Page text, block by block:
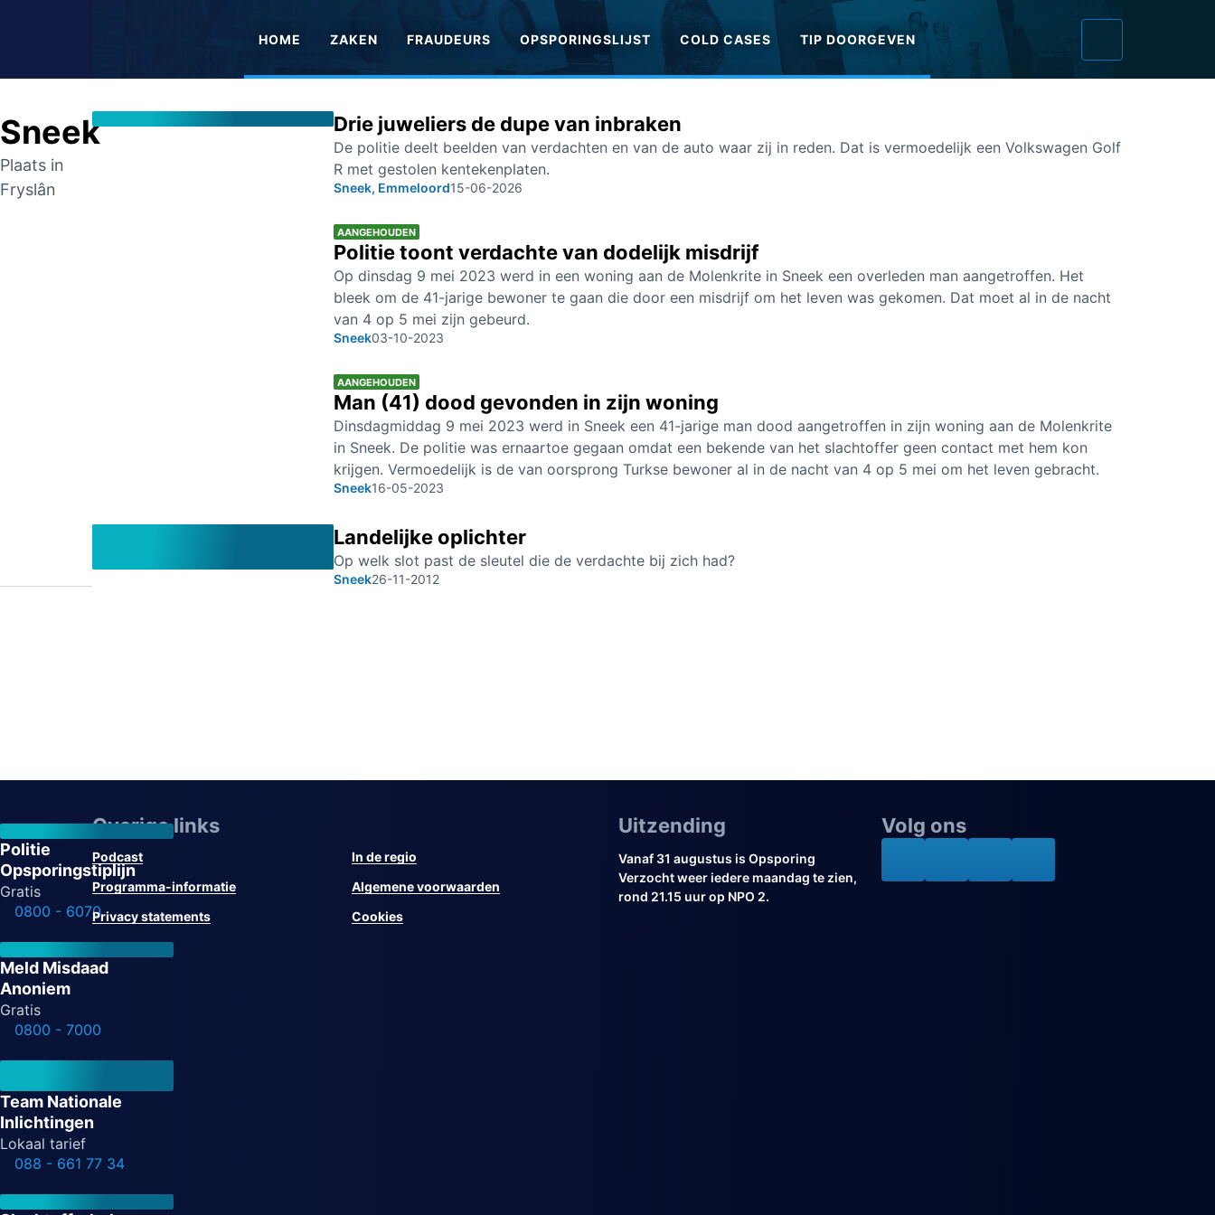
HOME ZAKEN FRAUDEURS OPSPORINGSLIJST COLD CASES TIP DOORGEVEN
Sneek
Plaats in
Fryslân
Drie juweliers de dupe van inbraken
De politie deelt beelden van verdachten en van de auto waar zij in reden. Dat is vermoedelijk een Volkswagen Golf
R met gestolen kentekenplaten.
Sneek, Emmeloord15-06-2026
AANGEHOUDEN
Politie toont verdachte van dodelijk misdrijf
Op dinsdag 9 mei 2023 werd in een woning aan de Molenkrite in Sneek een overleden man aangetroffen. Het
bleek om de 41-jarige bewoner te gaan die door een misdrijf om het leven was gekomen. Dat moet al in de nacht
van 4 op 5 mei zijn gebeurd.
Sneek03-10-2023
AANGEHOUDEN
Man (41) dood gevonden in zijn woning
Dinsdagmiddag 9 mei 2023 werd in Sneek een 41-jarige man dood aangetroffen in zijn woning aan de Molenkrite
in Sneek. De politie was ernaartoe gegaan omdat een bekende van het slachtoffer geen contact met hem kon
krijgen. Vermoedelijk is de van oorsprong Turkse bewoner al in de nacht van 4 op 5 mei om het leven gebracht.
Sneek16-05-2023
Landelijke oplichter
Op welk slot past de sleutel die de verdachte bij zich had?
Sneek26-11-2012
Politie
Opsporingstiplijn
Gratis
0800 - 6070
Meld Misdaad
Anoniem
Gratis
0800 - 7000
Team Nationale
Inlichtingen
Lokaal tarief
088 - 661 77 34
Overige links
Podcast
In de regio
Programma-informatie
Algemene voorwaarden
Privacy statements
Cookies
Uitzending
Vanaf 31 augustus is Opsporing
Verzocht weer iedere maandag te zien,
rond 21.15 uur op NPO 2.
Volg ons